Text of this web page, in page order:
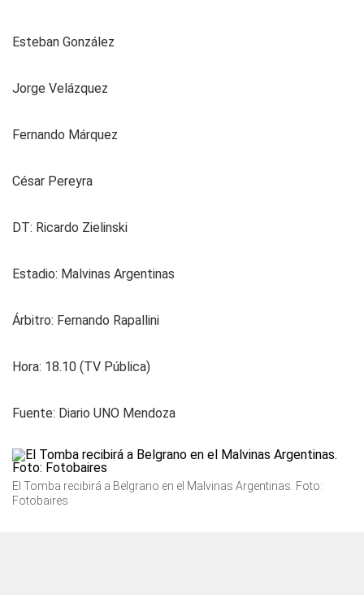
Esteban González
Jorge Velázquez
Fernando Márquez
César Pereyra
DT: Ricardo Zielinski
Estadio: Malvinas Argentinas
Árbitro: Fernando Rapallini
Hora: 18.10 (TV Pública)
Fuente: Diario UNO Mendoza
El Tomba recibirá a Belgrano en el Malvinas Argentinas. Foto:
Fotobaires